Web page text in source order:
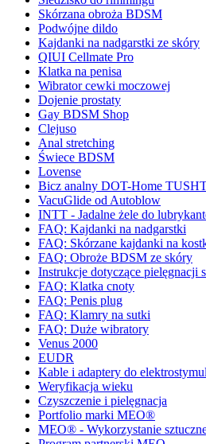
Skórzana obroża BDSM
Podwójne dildo
Kajdanki na nadgarstki ze skóry
QIUI Cellmate Pro
Klatka na penisa
Wibrator cewki moczowej
Dojenie prostaty
Gay BDSM Shop
Clejuso
Anal stretching
Świece BDSM
Lovense
Bicz analny DOT-Home
VacuGlide od Autoblow
INTT - Jadalne żele do
FAQ: Kajdanki na nadgarstki
FAQ: Skórzane kajdanki na
FAQ: Obroże BDSM ze skóry
Instrukcje dotyczące pielęgnacji
FAQ: Klatka cnoty
FAQ: Penis plug
FAQ: Klamry na sutki
FAQ: Duże wibratory
Venus 2000
EUDR
Kable i adaptery do
Weryfikacja wieku
Czyszczenie i pielęgnacja
Portfolio marki MEO®
MEO® - Wykorzystanie